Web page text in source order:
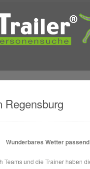
Regensburg
Wunderbares Wetter
Teams und die Trainer haben